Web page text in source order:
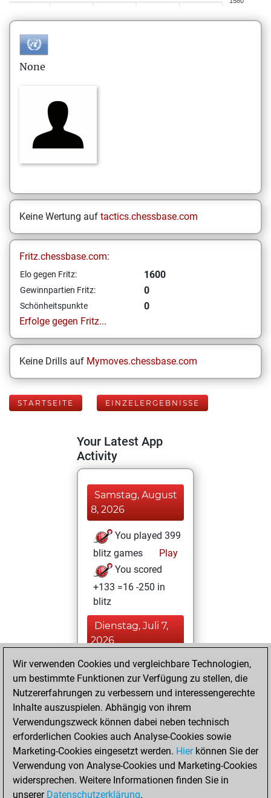
None
Keine Wertung auf tactics.chessbase.com
Fritz.chessbase.com:
Elo gegen Fritz: 1600
Gewinnpartien Fritz: 0
Schönheitspunkte
0
Erfolge gegen Fritz...
Keine Drills auf Mymoves.chessbase.com
STARTSEITE EINZELERGEBNISSE
Your Latest App
Activity
Samstag, August
8, 2026
You played 399
blitz games
Play
You scored
+133 =16 -250 in
blitz
Dienstag, Juli 7,
2026
You played 1
bullet games
Play
=0 -0 in bullet
Donnerstag,
Dezember 17,
2020
Wir verwenden Cookies und vergleichbare Technologien,
um bestimmte Funktionen zur Verfügung zu stellen, die
Nutzererfahrungen zu verbessern und interessengerechte
Inhalte auszuspielen. Abhängig von ihrem
Verwendungszweck können dabei neben technisch
erforderlichen Cookies auch Analyse-Cookies sowie
Marketing-Cookies eingesetzt werden. Hierkönnen Sie der
Verwendung von Analyse-Cookies und Marketing-Cookies
widersprechen. Weitere Informationen finden Sie in
unserer Datenschutzerklärung.